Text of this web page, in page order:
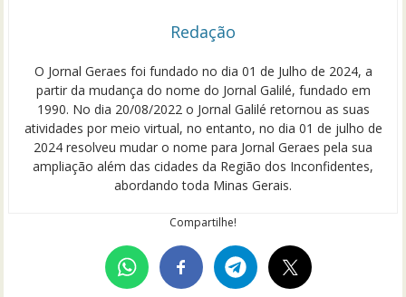
Redação
O Jornal Geraes foi fundado no dia 01 de Julho de 2024, a
partir da mudança do nome do Jornal Galilé, fundado em
1990. No dia 20/08/2022 o Jornal Galilé retornou as suas
atividades por meio virtual, no entanto, no dia 01 de julho de
2024 resolveu mudar o nome para Jornal Geraes pela sua
ampliação além das cidades da Região dos Inconfidentes,
abordando toda Minas Gerais.
Compartilhe!